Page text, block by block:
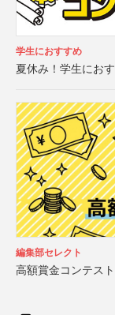
学生におすすめ
夏休み！学生にお
編集部セレクト
高額賞金コンテス